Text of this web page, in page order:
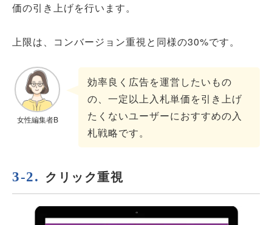
価の引き上げを行います。
上限は、コンバージョン重視と同様の30%です。
女性編集者B
効率良く広告を運営したいもの
の、一定以上入札単価を引き上げ
たくないユーザーにおすすめの入
札戦略です。
クリック重視